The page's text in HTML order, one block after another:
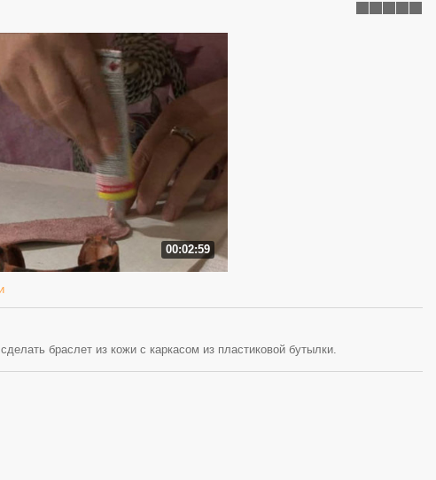
00:02:59
браслет из кожи с каркасом из пластиковой бутылки.